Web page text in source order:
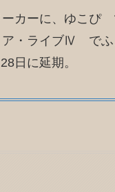
ーカーに、ゆこぴ
ア・ライブⅣ で
日に延期。